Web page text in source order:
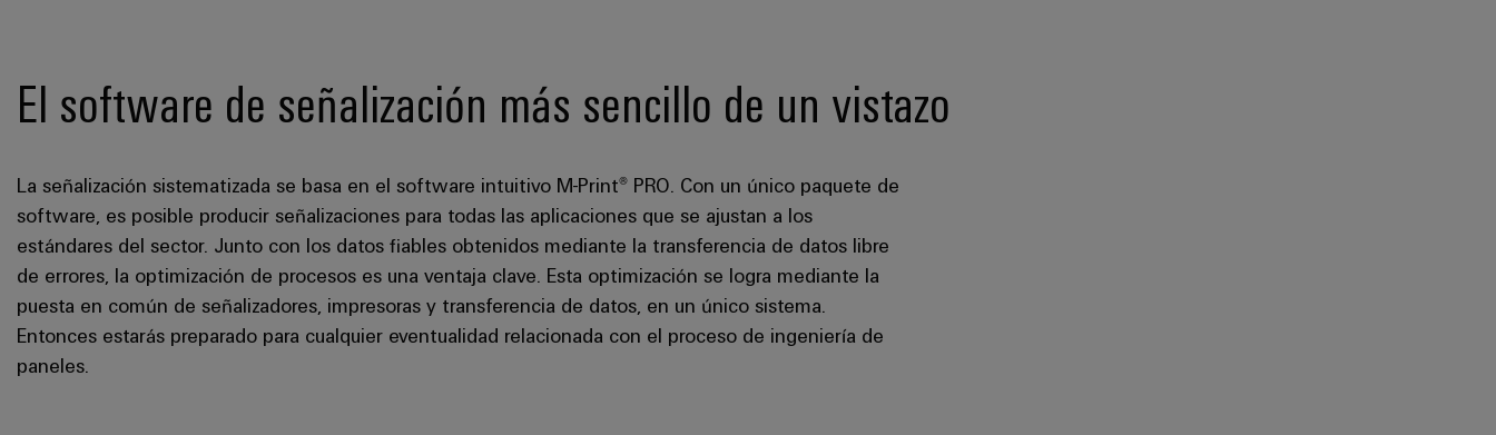
El software de señalización más sencillo de un vistazo
La señalización sistematizada se basa en el software intuitivo M-Print® PRO. Con un único paquete de
software, es posible producir señalizaciones para todas las aplicaciones que se ajustan a los
estándares del sector. Junto con los datos fiables obtenidos mediante la transferencia de datos libre
de errores, la optimización de procesos es una ventaja clave. Esta optimización se logra mediante la
puesta en común de señalizadores, impresoras y transferencia de datos, en un único sistema.
Entonces estarás preparado para cualquier eventualidad relacionada con el proceso de ingeniería de
paneles.